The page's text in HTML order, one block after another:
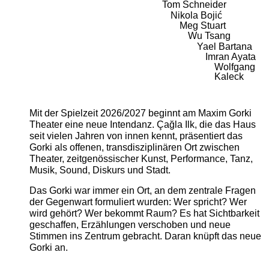
Tom Schneider
Nikola Bojić
Meg Stuart
Wu Tsang
Yael Bartana
Imran Ayata
Wolfgang
Kaleck
Mit der Spielzeit 2026/2027 beginnt am Maxim Gorki
Theater eine neue Intendanz. Çağla Ilk, die das Haus
seit vielen Jahren von innen kennt, präsentiert das
Gorki als offenen, transdisziplinären Ort zwischen
Theater, zeitgenössischer Kunst, Performance, Tanz,
Musik, Sound, Diskurs und Stadt.
Das Gorki war immer ein Ort, an dem zentrale Fragen
der Gegenwart formuliert wurden: Wer spricht? Wer
wird gehört? Wer bekommt Raum? Es hat Sichtbarkeit
geschaffen, Erzählungen verschoben und neue
Stimmen ins Zentrum gebracht. Daran knüpft das neue
Gorki an.